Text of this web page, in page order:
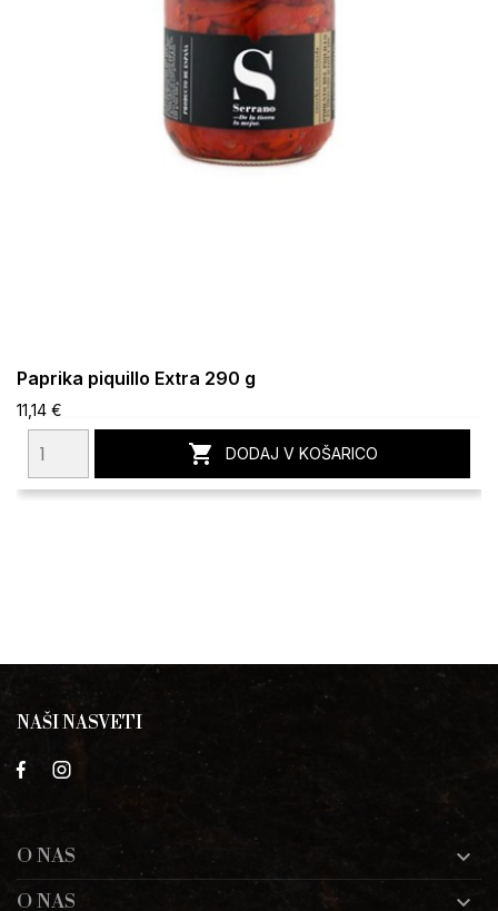
Paprika piquillo Extra 290 g
11,14 €
 DODAJ V KOŠARICO
NAŠI NASVETI
O NAS 
O NAS 